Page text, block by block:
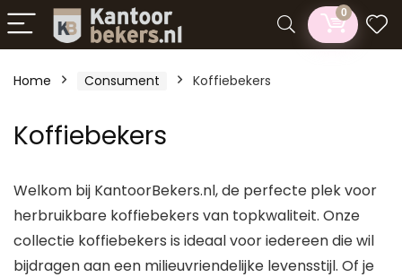
0
Home Consument Koffiebekers
Koffiebekers
Welkom bij KantoorBekers.nl, de perfecte plek voor
herbruikbare koffiebekers van topkwaliteit. Onze
collectie koffiebekers is ideaal voor iedereen die wil
bijdragen aan een milieuvriendelijke levensstijl. Of je